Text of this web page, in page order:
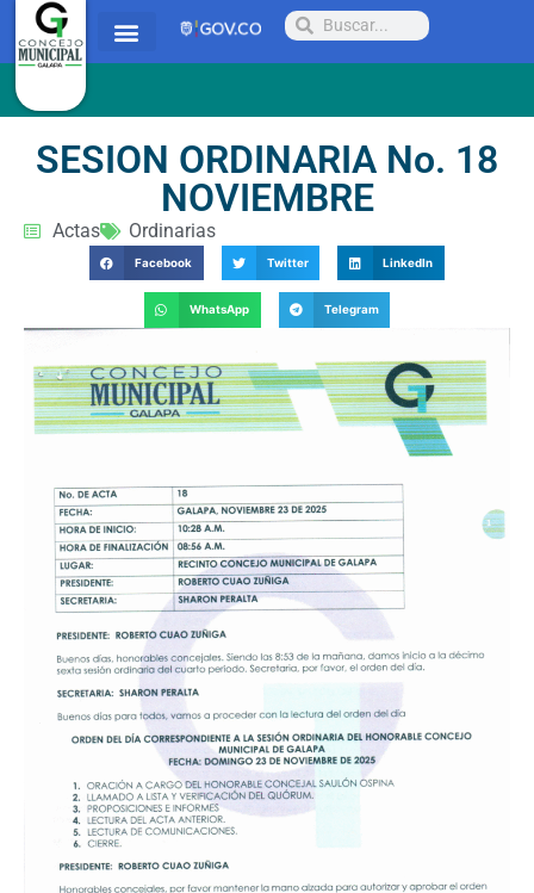
SESION ORDINARIA No. 18
NOVIEMBRE
Actas Ordinarias
Facebook Twitter LinkedIn
WhatsApp Telegram